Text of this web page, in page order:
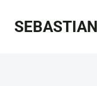
Inhalt